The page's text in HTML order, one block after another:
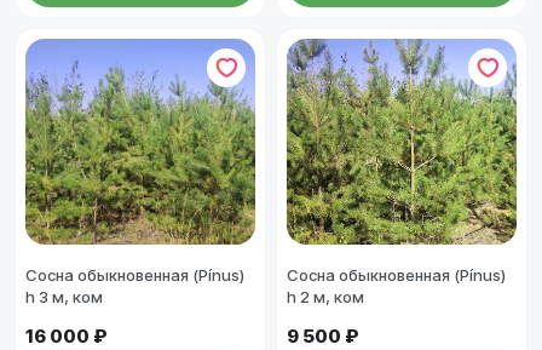
Сосна обыкновенная (Pínus)
h 3 м, ком
16 000 ₽
Сосна обыкновенная (Pínus)
h 2 м, ком
9 500 ₽